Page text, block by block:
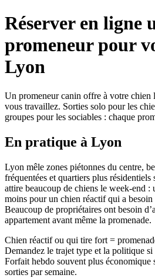
Réserver en ligne
promeneur pour
Lyon
Un promeneur canin offre à votre chien
vous travaillez. Sorties solo pour les
groupes pour les sociables : chaque
En pratique à Lyon
Lyon mêle zones piétonnes du centre,
fréquentées et quartiers plus résidentiels
attire beaucoup de chiens le week-end :
moins pour un chien réactif qui a besoin
Beaucoup de propriétaires ont besoin
appartement avant même la promenade.
Chien réactif ou qui tire fort =
Demandez le trajet type et la politique
Forfait hebdo souvent plus économique
sorties par semaine.